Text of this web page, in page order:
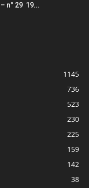
n° 29 19...
1145
736
523
230
225
159
142
38